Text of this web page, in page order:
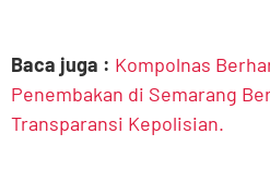
Baca juga : Kompolnas
Penembakan di Semarang
Transparansi Kepolisian.